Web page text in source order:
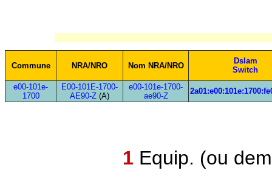
Commune NRA/NRO Nom NRA/NRO
Dslam
Switch
e00-101e-
1700
E00-101E-1700-
AE90-Z (A)
e00-101e-1700-
ae90-Z
1 Equip. (ou